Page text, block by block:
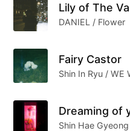
Cover From Justin Lim
the Shark 》是翻唱的
作品。
Lily of The
DANIEL / Flower
Fairy Castor
Shin In Ryu / WE
Shin Hae